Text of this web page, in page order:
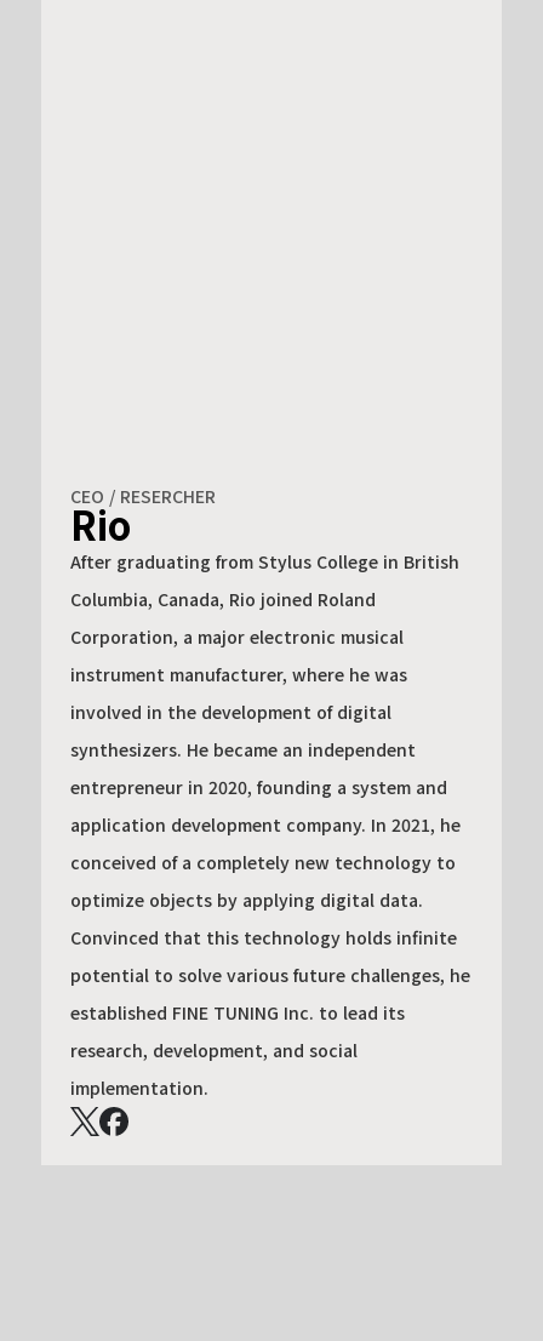
CEO / RESERCHER
Rio
After graduating from Stylus College in British
Columbia, Canada, Rio joined Roland
Corporation, a major electronic musical
instrument manufacturer, where he was
involved in the development of digital
synthesizers. He became an independent
entrepreneur in 2020, founding a system and
application development company. In 2021, he
conceived of a completely new technology to
optimize objects by applying digital data.
Convinced that this technology holds infinite
potential to solve various future challenges, he
established FINE TUNING Inc. to lead its
research, development, and social
implementation.